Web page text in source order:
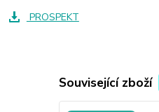
PROSPEKT
Související zboží